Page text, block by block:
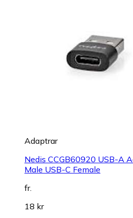
Adaptrar
Nedis CCGB60920 USB-A
Male USB-C Female
fr.
18 kr